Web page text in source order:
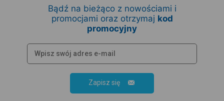
Bądź na bieżąco z nowościami i
promocjami oraz otrzymaj kod
promocyjny
Zapisz się